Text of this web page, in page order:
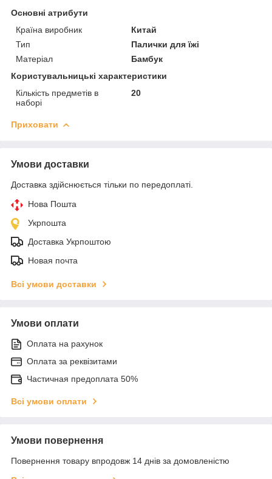
Основні атрибути
Країна виробник
Китай
Тип
Палички для їжі
Матеріал
Бамбук
Користувальницькі характеристики
Кількість предметів в
наборі
20
Приховати
Умови доставки
Доставка здійснюється тільки по передоплаті.
Нова Пошта
Укрпошта
Доставка Укрпоштою
Новая почта
Всі умови доставки
Умови оплати
Оплата на рахунок
Оплата за реквізитами
Частичная предоплата 50%
Всі умови оплати
Умови повернення
Повернення товару впродовж 14 днів за домовленістю